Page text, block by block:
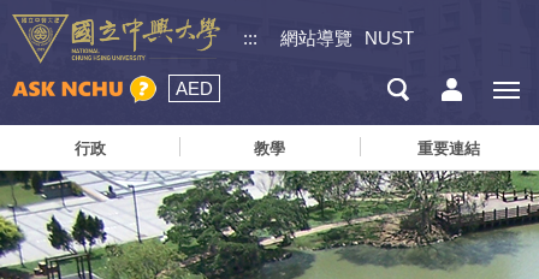
::: 網站導覽 NUST
AED
行政 教學 重要連結